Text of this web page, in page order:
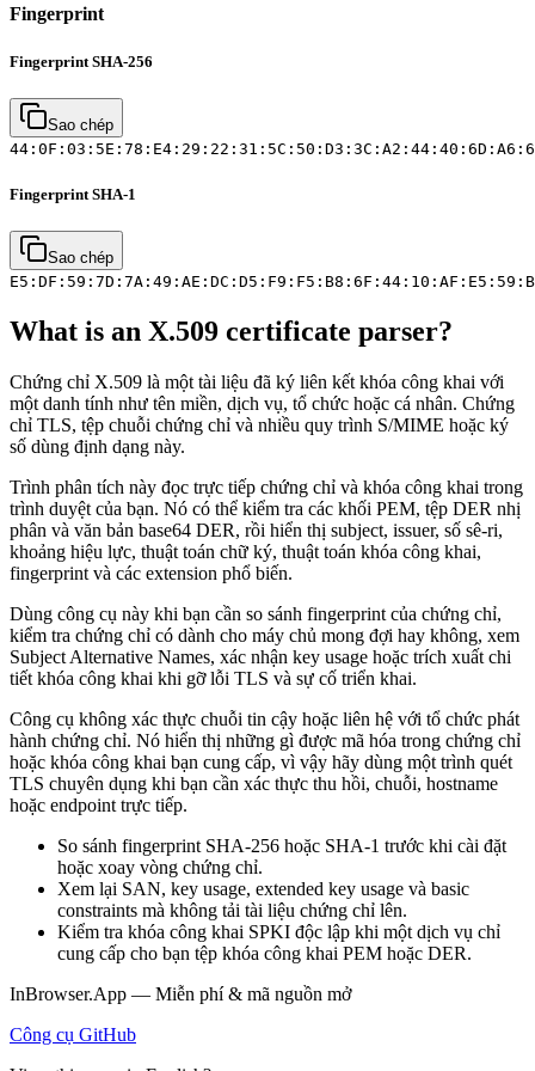
Fingerprint
Fingerprint SHA-256
Sao chép
Fingerprint SHA-1
Sao chép
What is an X.509 certificate parser?
Chứng chỉ X.509 là một tài liệu đã ký liên kết khóa công khai với
một danh tính như tên miền, dịch vụ, tổ chức hoặc cá nhân. Chứng
chỉ TLS, tệp chuỗi chứng chỉ và nhiều quy trình S/MIME hoặc ký
số dùng định dạng này.
Trình phân tích này đọc trực tiếp chứng chỉ và khóa công khai trong
trình duyệt của bạn. Nó có thể kiểm tra các khối PEM, tệp DER nhị
phân và văn bản base64 DER, rồi hiển thị subject, issuer, số sê-ri,
khoảng hiệu lực, thuật toán chữ ký, thuật toán khóa công khai,
fingerprint và các extension phổ biến.
Dùng công cụ này khi bạn cần so sánh fingerprint của chứng chỉ,
kiểm tra chứng chỉ có dành cho máy chủ mong đợi hay không, xem
Subject Alternative Names, xác nhận key usage hoặc trích xuất chi
tiết khóa công khai khi gỡ lỗi TLS và sự cố triển khai.
Công cụ không xác thực chuỗi tin cậy hoặc liên hệ với tổ chức phát
hành chứng chỉ. Nó hiển thị những gì được mã hóa trong chứng chỉ
hoặc khóa công khai bạn cung cấp, vì vậy hãy dùng một trình quét
TLS chuyên dụng khi bạn cần xác thực thu hồi, chuỗi, hostname
hoặc endpoint trực tiếp.
So sánh fingerprint SHA-256 hoặc SHA-1 trước khi cài đặt
hoặc xoay vòng chứng chỉ.
Xem lại SAN, key usage, extended key usage và basic
constraints mà không tải tài liệu chứng chỉ lên.
Kiểm tra khóa công khai SPKI độc lập khi một dịch vụ chỉ
cung cấp cho bạn tệp khóa công khai PEM hoặc DER.
InBrowser.App — Miễn phí & mã nguồn mở
Công cụ GitHub